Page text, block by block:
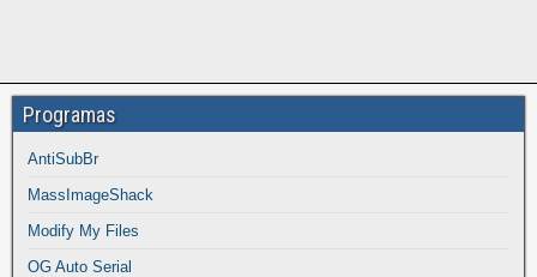
Programas
AntiSubBr
MassImageShack
Modify My Files
OG Auto Serial